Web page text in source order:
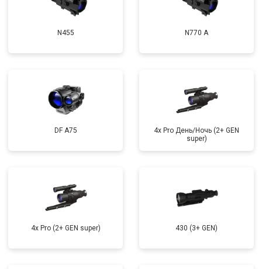
N455 N770 А
DF A75
4x Pro День/Ночь (2+ GEN
super)
4x Pro (2+ GEN super) 430 (3+ GEN)